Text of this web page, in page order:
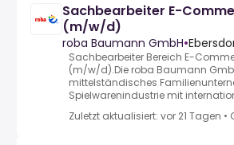
Sachbearbeiter E-
(m/w/d)
roba Baumann GmbH•
Sachbearbeiter Bereich E-
(m/w/d).Die roba Baumann
mittelständisches
Spielwarenindustrie mit
Zuletzt aktualisiert: vor 21 Tagen •